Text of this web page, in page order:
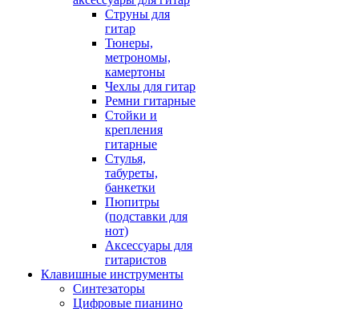
Струны для
гитар
Тюнеры,
метрономы,
камертоны
Чехлы для гитар
Ремни гитарные
Стойки и
крепления
гитарные
Стулья,
табуреты,
банкетки
Пюпитры
(подставки для
нот)
Аксессуары для
гитаристов
Клавишные инструменты
Синтезаторы
Цифровые пианино